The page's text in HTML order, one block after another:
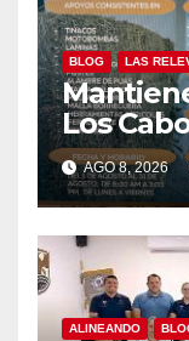
BLOG LAS
Los
apoyos
AGO 8, 2026
ALINEANDO